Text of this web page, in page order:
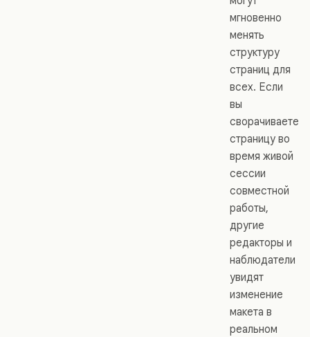
мгновенно
менять
структуру
страниц для
всех. Если
вы
сворачиваете
страницу во
время живой
сессии
совместной
работы,
другие
редакторы и
наблюдатели
увидят
изменение
макета в
реальном